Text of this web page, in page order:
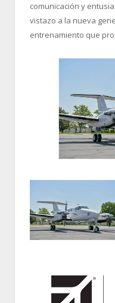
comunicación y
vistazo a la nueva
entrenamiento que